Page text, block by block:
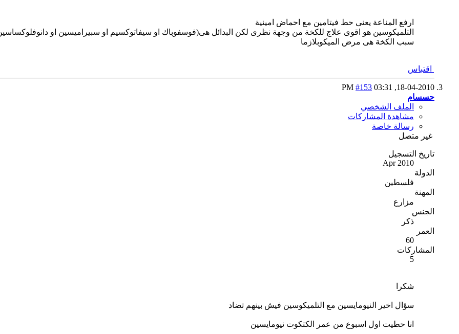
ارفع المناعة يعنى حط فيتامين مع احماض امينية
التلميكوسين هو اقوى علاج للكخة من وجهة نظرى لكن البدائل هى(فوسفوباك او سيفاتوكسيم او سبيراميسين او
سبب الكخة هى مرض الميكوبلازما
اقتباس
18-04-2010,
03:31 PM
#153
حسسام
الملف الشخصي
مشاهدة المشاركات
رسالة خاصة
غير متصل
تاريخ التسجيل
Apr 2010
الدولة
فلسطين
المهنة
مزارع
الجنس
ذكر
العمر
60
المشاركات
5
شكرا
سؤال اخير النيومايسين مع التلميكوسين فيش بينهم تضاد
انا حطيت اول اسبوع من عمر الكتكوت نيومايسين